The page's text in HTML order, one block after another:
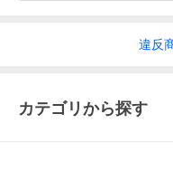
違反
カテゴリから探す